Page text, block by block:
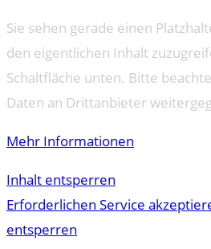
Sie sehen gerade einen
den eigentlichen Inhalt
Schaltfläche unten. Bitte
Daten an Drittanbieter
Mehr Informationen
Inhalt entsperren
Erforderlichen Service
entsperren